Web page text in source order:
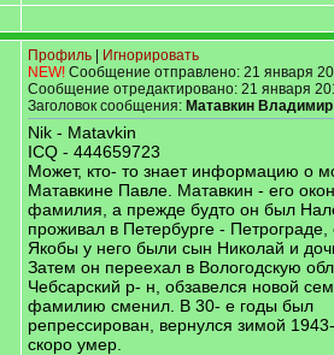
Профиль
Игнорировать
NEW! Сообщение отправлено: 21 января
Сообщение отредактировано: 21 января
Заголовок сообщения: Матавкин Владимир
Nik - Matavkin
ICQ - 444659723
Может, кто- то знает информацию о
Матавкине Павле. Матавкин - его
фамилия, а прежде будто он был
проживал в Петербурге -
Якобы у него были сын Николай и
Затем он переехал в Вологодскую
Чебсарский р- н, обзавелся новой
фамилию сменил. В 30- е годы был
репрессирован, вернулся зимой
скоро умер.